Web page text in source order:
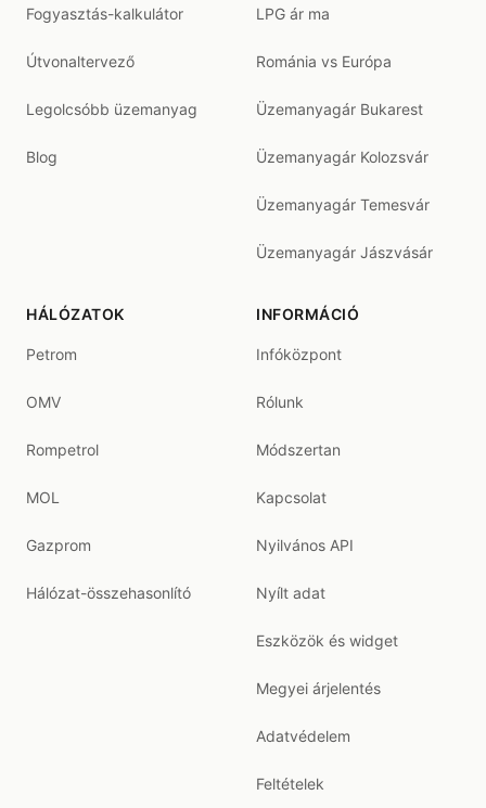
Fogyasztás-kalkulátor
Útvonaltervező
Legolcsóbb üzemanyag
Blog
LPG ár ma
Románia vs Európa
Üzemanyagár Bukarest
Üzemanyagár Kolozsvár
Üzemanyagár Temesvár
Üzemanyagár Jászvásár
HÁLÓZATOK
Petrom
OMV
Rompetrol
MOL
Gazprom
Hálózat-összehasonlító
INFORMÁCIÓ
Infóközpont
Rólunk
Módszertan
Kapcsolat
Nyilvános API
Nyílt adat
Eszközök és widget
Megyei árjelentés
Adatvédelem
Feltételek